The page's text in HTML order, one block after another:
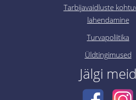
Tarbijavaidluste
lahendamine
Turvapoliitika
Üldtingimused
Jälgi meid